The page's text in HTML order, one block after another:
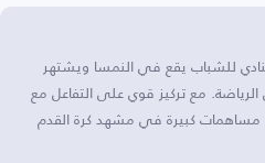
للشباب يقع في النمسا ويشتهر
مع تركيز قوي على التفاعل مع
مساهمات كبيرة في مشهد كرة القدم